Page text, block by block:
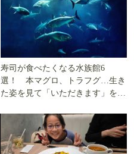
寿司が食べたくなる水族館6
選！ 本マグロ、トラフグ…生き
た姿を見て「いただきます」を考